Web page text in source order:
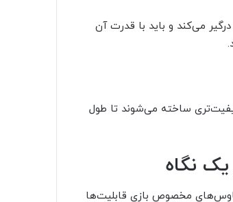
می‌کند و باید با قدرت آن
ساخته می‌شوند تا طول
نگاه
ماوس‌های مخصوص بازی قابلیت‌ها